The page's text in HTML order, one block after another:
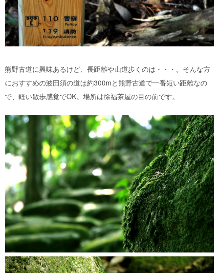
熊野古道に興味あるけど、長距離や山道歩くのは・・・。そんな方
におすすめの波田須の道は約300mと熊野古道で一番短い距離なの
で、軽い散歩感覚でOK。場所は徐福茶屋の目の前です。